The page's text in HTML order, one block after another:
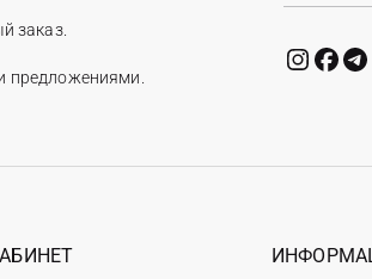
заказ.
предложениями.